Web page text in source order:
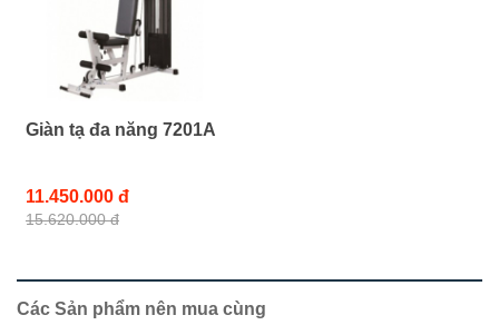
Giàn tạ đa năng 7201A
11.450.000 đ
15.620.000 đ
Các Sản phẩm nên mua cùng